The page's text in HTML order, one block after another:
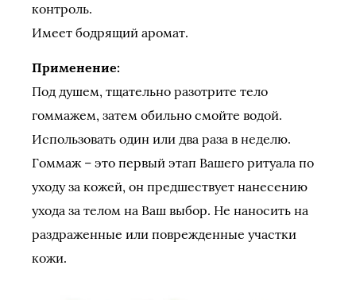
контроль.
Имеет бодрящий аромат.
Применение:
Под душем, тщательно разотрите тело
гоммажем, затем обильно смойте водой.
Использовать один или два раза в неделю.
Гоммаж – это первый этап Вашего ритуала по
уходу за кожей, он предшествует нанесению
ухода за телом на Ваш выбор. Не наносить на
раздраженные или поврежденные участки
кожи.